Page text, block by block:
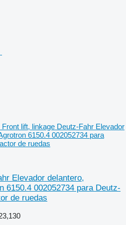
Front lift, linkage Deutz-Fahr Elevador
6150.4 002052734 para
de ruedas
Elevador delantero,
6150.4 002052734 para Deutz-
de ruedas